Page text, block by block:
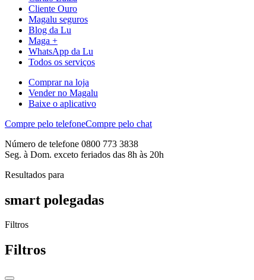
Cliente Ouro
Magalu seguros
Blog da Lu
Maga +
WhatsApp da Lu
Todos os serviços
Comprar na loja
Vender no Magalu
Baixe o aplicativo
Compre pelo telefoneCompre pelo chat
Número de telefone 0800 773 3838
Seg. à Dom. exceto feriados das 8h às 20h
Resultados para
smart polegadas
Filtros
Filtros